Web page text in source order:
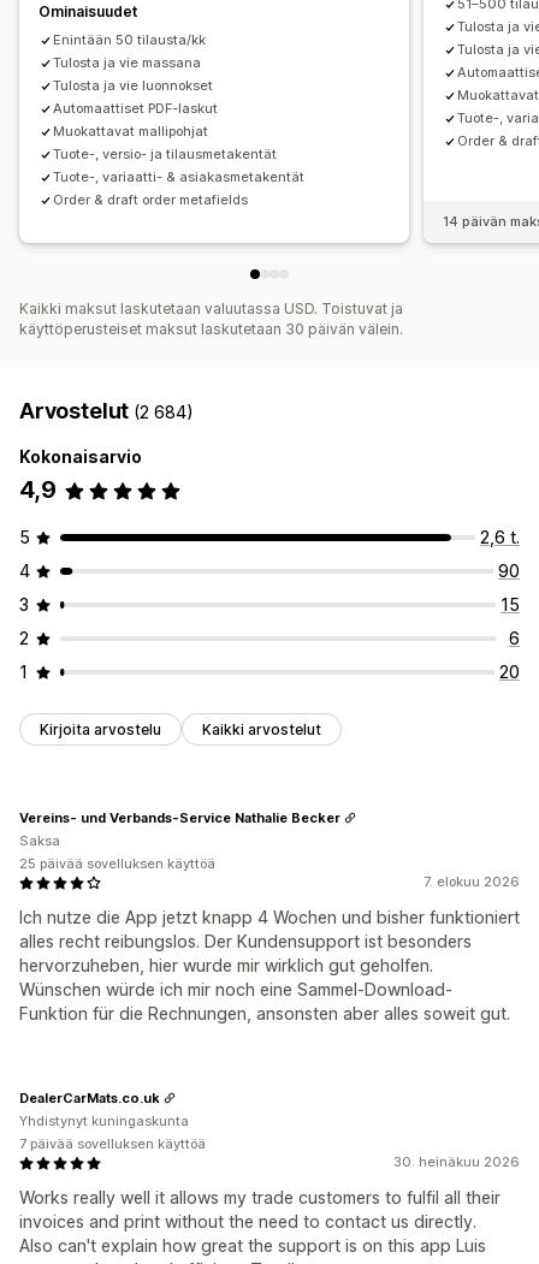
Tulostus ja vienti Tietoturva Peräkkäinen numerointi
Ominaisuudet
Enintään 50 tilausta/kk
Tulosta ja vie massana
Tulosta ja vie luonnokset
Automaattiset PDF-laskut
Muokattavat mallipohjat
Tuote-, versio- ja tilausmetakentät
Tuote-, variaatti- & asiakasmetakentät
Order & draft order metafields
51–500
Tulosta ja
Tulosta ja
Tuote-,
Order &
14 päivän
Kaikki maksut laskutetaan valuutassa USD. Toistuvat ja
käyttöperusteiset maksut laskutetaan 30 päivän välein.
Arvostelut (2 684)
Kokonaisarvio
4,9
5
2,6 t.
4
90
3
15
2
6
1
20
Kirjoita arvostelu Kaikki arvostelut
7. elokuu 2026
Ich nutze die App jetzt knapp 4 Wochen und bisher funktioniert
alles recht reibungslos. Der Kundensupport ist besonders
hervorzuheben, hier wurde mir wirklich gut geholfen.
Wünschen würde ich mir noch eine Sammel-Download-
Funktion für die Rechnungen, ansonsten aber alles soweit gut.
Vereins- und Verbands-Service Nathalie Becker
Saksa
25 päivää sovelluksen käyttöä
30. heinäkuu 2026
Works really well it allows my trade customers to fulfil all their
invoices and print without the need to contact us directly.
Also can't explain how great the support is on this app Luis
DealerCarMats.co.uk
Yhdistynyt kuningaskunta
7 päivää sovelluksen käyttöä